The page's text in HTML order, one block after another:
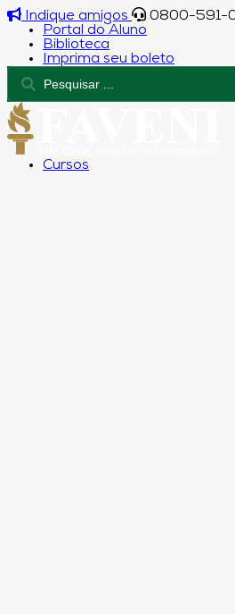
Indique amigos
0800-591-
Portal do Aluno
Biblioteca
Imprima seu boleto
Cursos